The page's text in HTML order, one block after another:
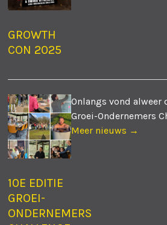
GROWTH
CON 2025
10E EDITIE
GROEI-
ONDERNEMERS
Onlangs vond alweer
Groei-Ondernemers
Meer nieuws →